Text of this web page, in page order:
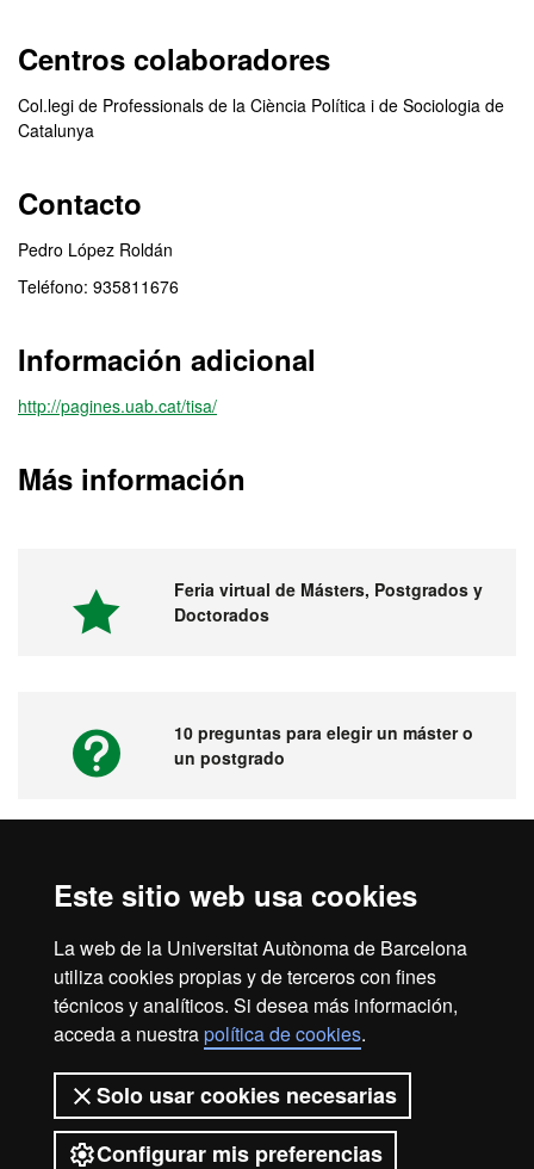
Este sitio web usa cookies
La web de la Universitat Autònoma de Barcelona
utiliza cookies propias y de terceros con fines
técnicos y analíticos. Si desea más información,
acceda a nuestrapolítica de cookies.
Solo usar cookies necesarias
Configurar mis preferencias
Centros colaboradores
Col.legi de Professionals de la Ciència Política i de Sociologia de
Catalunya
Contacto
Pedro López Roldán
Teléfono: 935811676
Información adicional
http://pagines.uab.cat/tisa/
Más información
Feria virtual de Másters, Postgrados y
Doctorados
10 preguntas para elegir un máster o
un postgrado
postgrados y doctorados
Sobre el web
Accesibilidad web
2026 Universitat Autònoma de